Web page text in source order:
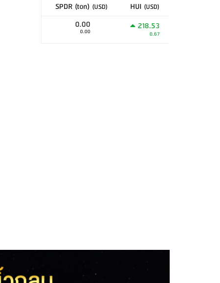
SPDR (ton) (USD) HUI (USD)
0.00
0.00 218.53
0.67